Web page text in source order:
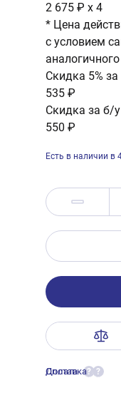
2 675 ₽ x 4
* Цена
с условием
Скидка 5%
535 ₽
Скидка за б/
550 ₽
Есть в наличии в
Оплата ?
Доставка ?